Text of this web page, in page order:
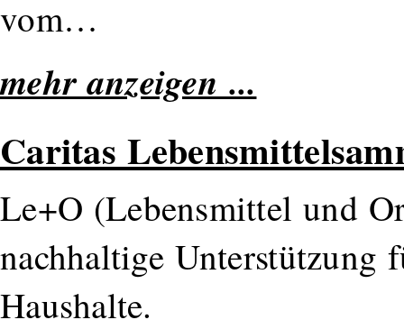
vom…
mehr anzeigen ...
Caritas
Le+O (Lebensmittel und
nachhaltige Unterstützung
Haushalte.